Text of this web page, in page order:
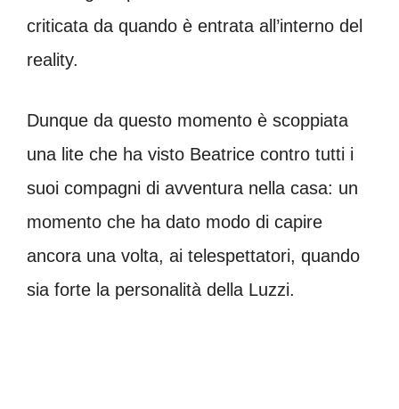
criticata da quando è entrata all’interno del
reality.
Dunque da questo momento è scoppiata
una lite che ha visto Beatrice contro tutti i
suoi compagni di avventura nella casa: un
momento che ha dato modo di capire
ancora una volta, ai telespettatori, quando
sia forte la personalità della Luzzi.